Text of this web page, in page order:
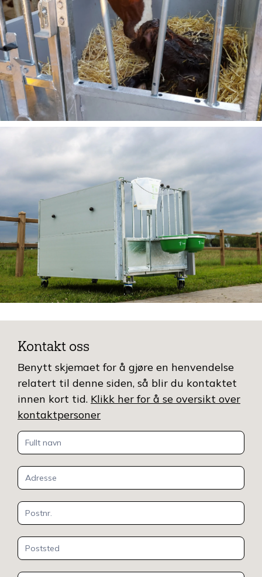
Kontakt oss
Benytt skjemaet for å gjøre en henvendelse
relatert til denne siden, så blir du kontaktet
innen kort tid. Klikk her for å se oversikt over
kontaktpersoner
Kontakt
oss